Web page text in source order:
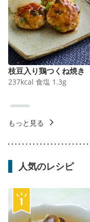
枝豆入り鶏つくね焼き
237kcal 食塩 1.3g
もっと見る
人気のレシピ